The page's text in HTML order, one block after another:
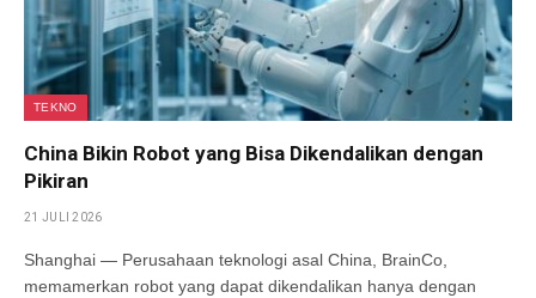
TEKNO
China Bikin Robot yang Bisa Dikendalikan dengan
Pikiran
21 JULI 2026
Shanghai — Perusahaan teknologi asal China, BrainCo,
memamerkan robot yang dapat dikendalikan hanya dengan